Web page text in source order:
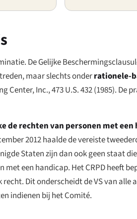
De Gelijke
maar slechts onderrationele-
Center, Inc., 473 U.S. 432 (1985). De
de rechten van personen met een
2012 haalde de vereiste
Staten zijn dan ook geen staat
een handicap. Het CRPD heeft
Dit onderscheidt de VS van alle
indienen bij het Comité.